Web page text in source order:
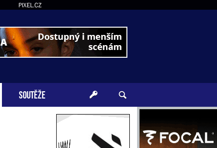
PIXEL.CZ
SOUTĚŽE